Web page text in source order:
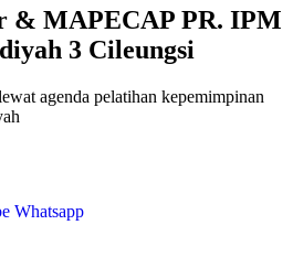
& MAPECAP PR. IPM
3 Cileungsi
agenda pelatihan kepemimpinan
Whatsapp